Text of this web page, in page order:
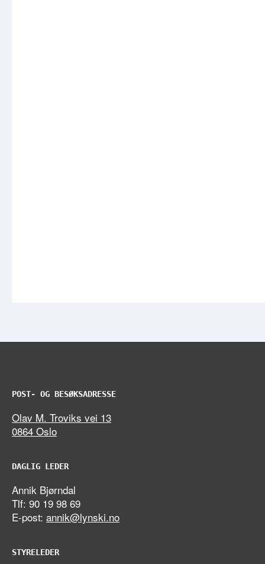
POST- OG BESØKSADRESSE
Olav M. Troviks vei 13
0864 Oslo
DAGLIG LEDER
Annik Bjørndal
Tlf: 90 19 98 69
E-post: annik@lynski.no
STYRELEDER